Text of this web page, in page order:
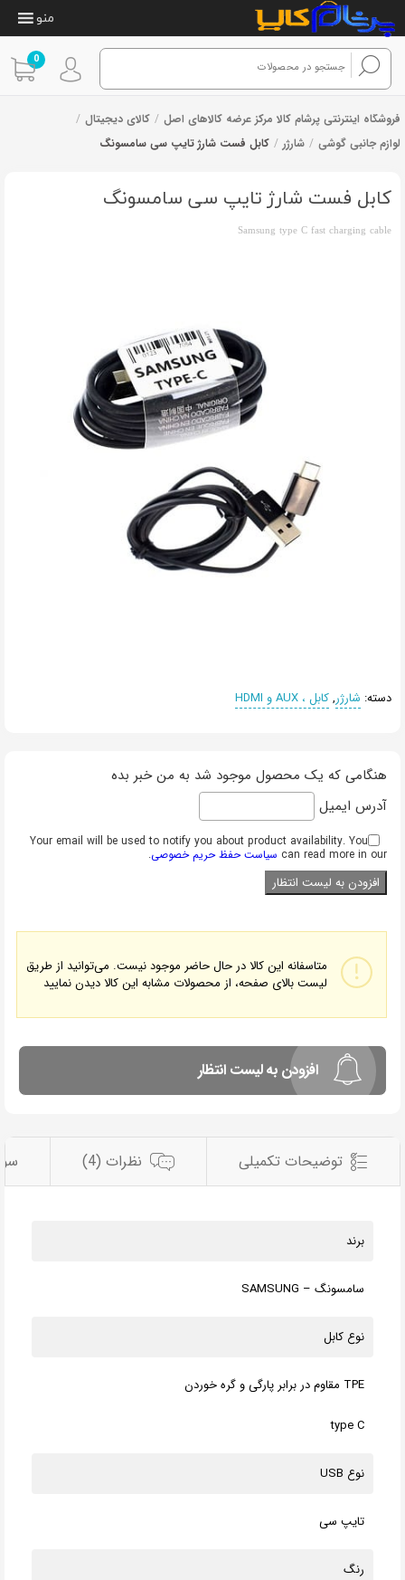
0
منو
فروشگاه اینترنتی پرشام کالا مرکز عرضه کالاهای اصل / کالای دیجیتال /
لوازم جانبی گوشی / شارژر / کابل فست شارژ تایپ سی سامسونگ
کابل فست شارژ تایپ سی سامسونگ
Samsung type C fast charging cable
دسته: شارژر,کابل‌ ، AUX و HDMI
هنگامی که یک محصول موجود شد به من خبر بده
آدرس ایمیل
Your email will be used to notify you about product availability. You
can read more in our سیاست حفظ حریم خصوصی.
متاسفانه این کالا در حال حاضر موجود نیست. می‌توانید از طریق
لیست بالای صفحه، از محصولات مشابه این کالا دیدن نمایید
افزودن به لیست انتظار
توضیحات تکمیلی نظرات (4)
برند
سامسونگ – SAMSUNG
نوع کابل
TPE مقاوم در برابر پارگی و گره خوردن
type C
نوع USB
تایپ سی
رنگ